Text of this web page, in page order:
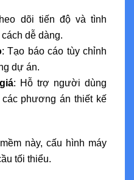
dõi tiến độ và tình
dễ dàng.
: Tạo báo cáo tùy chỉnh
dự án.
: Hỗ trợ người dùng
phương án thiết kế
này, cấu hình máy
tối thiểu.